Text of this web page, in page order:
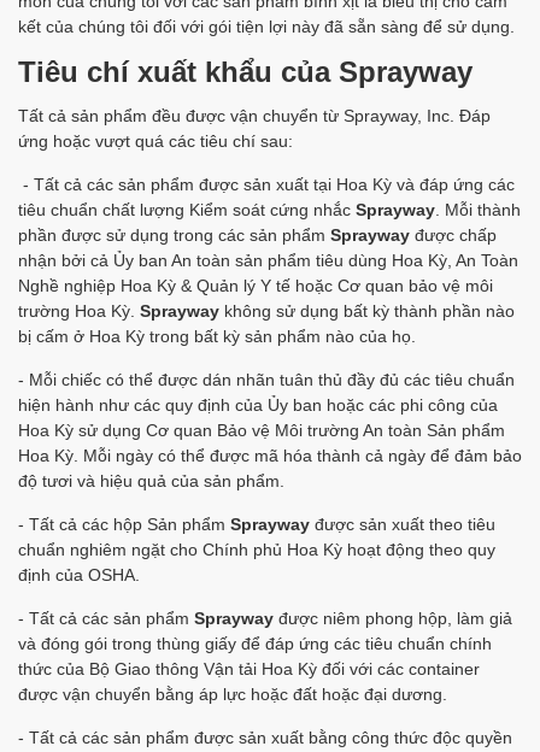
kết của chúng tôi đối với gói tiện lợi này đã sẵn sàng để sử dụng.
Tiêu chí xuất khẩu của Sprayway
Tất cả sản phẩm đều được vận chuyển từ Sprayway, Inc. Đáp
ứng hoặc vượt quá các tiêu chí sau:
- Tất cả các sản phẩm được sản xuất tại Hoa Kỳ và đáp ứng các
tiêu chuẩn chất lượng Kiểm soát cứng nhắc Sprayway . Mỗi thành
phần được sử dụng trong các sản phẩm Sprayway được chấp
nhận bởi cả Ủy ban An toàn sản phẩm tiêu dùng Hoa Kỳ, An Toàn
Nghề nghiệp Hoa Kỳ & Quản lý Y tế hoặc Cơ quan bảo vệ môi
trường Hoa Kỳ. Sprayway không sử dụng bất kỳ thành phần nào
bị cấm ở Hoa Kỳ trong bất kỳ sản phẩm nào của họ.
- Mỗi chiếc có thể được dán nhãn tuân thủ đầy đủ các tiêu chuẩn
hiện hành như các quy định của Ủy ban hoặc các phi công của
Hoa Kỳ sử dụng Cơ quan Bảo vệ Môi trường An toàn Sản phẩm
Hoa Kỳ. Mỗi ngày có thể được mã hóa thành cả ngày để đảm bảo
độ tươi và hiệu quả của sản phẩm.
- Tất cả các hộp Sản phẩm Sprayway được sản xuất theo tiêu
chuẩn nghiêm ngặt cho Chính phủ Hoa Kỳ hoạt động theo quy
định của OSHA.
- Tất cả các sản phẩm Sprayway được niêm phong hộp, làm giả
và đóng gói trong thùng giấy để đáp ứng các tiêu chuẩn chính
thức của Bộ Giao thông Vận tải Hoa Kỳ đối với các container
được vận chuyển bằng áp lực hoặc đất hoặc đại dương.
- Tất cả các sản phẩm được sản xuất bằng công thức độc quyền